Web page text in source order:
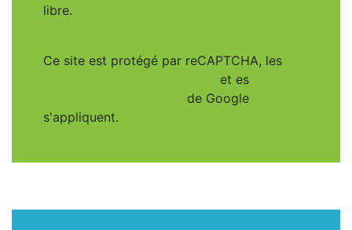
libre.
Ce site est protégé par reCAPTCHA, les
et es
de Google
s'appliquent.